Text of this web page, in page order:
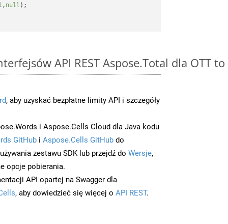
, null );
API REST Aspose.Total dla OTT to
, aby uzyskać bezpłatne limity API i szczegóły
i Aspose.Cells Cloud dla Java kodu
GitHub i Aspose.Cells GitHub do
zestawu SDK lub przejdź do Wersje,
opcje pobierania.
API opartej na Swagger dla
, aby dowiedzieć się więcej o API REST.